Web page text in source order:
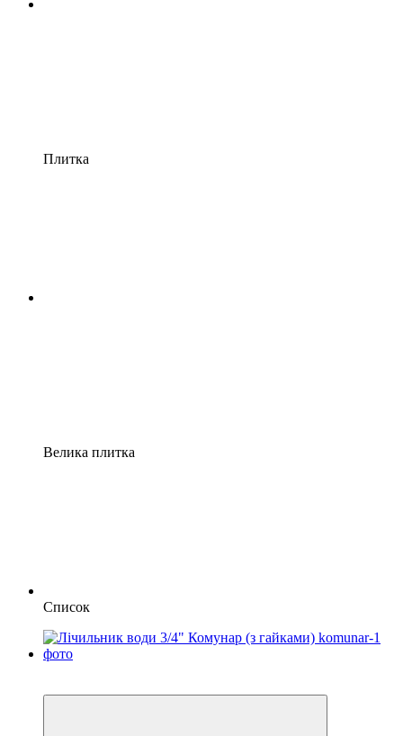
Плитка
Велика плитка
Список